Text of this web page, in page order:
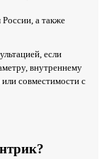
а также
если
внутреннему
совместимости с